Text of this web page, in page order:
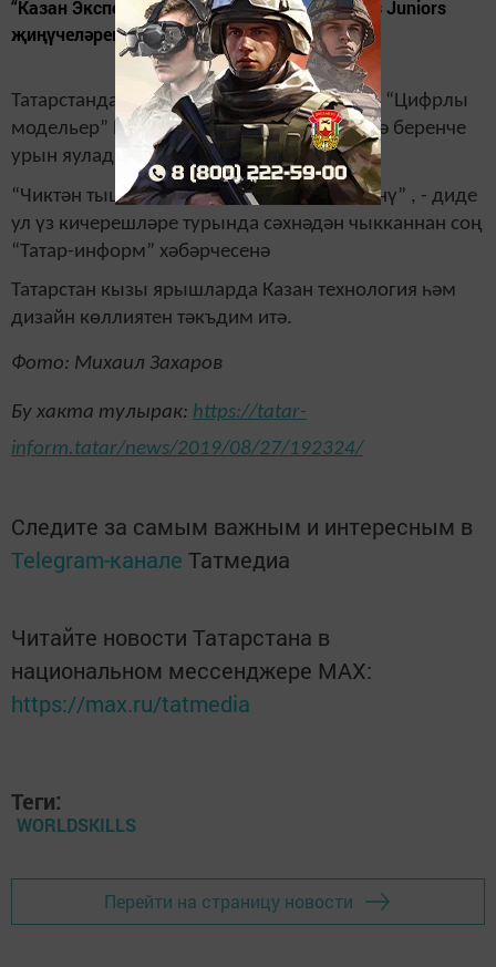
“Казан Экспо”да Future Skills һәм Worldskills Juniors
җиңүчеләрен бүләкләделәр.
Татарстанда яшәүче Виктория Малецкова “Цифрлы
модельер” Future Skills компетенциясендә беренче
урын яулады.
“Чиктән тыш шатлану һәм бераз гаҗәпләнү” , - диде
ул үз кичерешләре турында сәхнәдән чыкканнан соң
“Татар-информ” хәбәрчесенә
Татарстан кызы ярышларда Казан технология һәм
дизайн көллиятен тәкъдим итә.
Фото: Михаил Захаров
Бу хакта тулырак: https://tatar-
inform.tatar/news/2019/08/27/192324/
Следите за самым важным и интересным в
Telegram-канале Татмедиа
Читайте новости Татарстана в
национальном мессенджере MАХ:
https://max.ru/tatmedia
Теги:
WORLDSKILLS
Перейти на страницу новости